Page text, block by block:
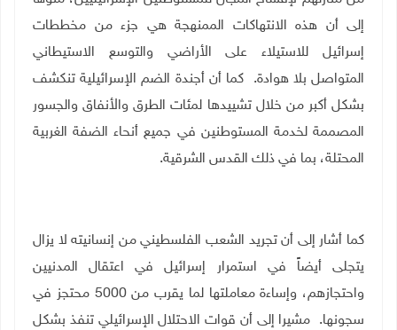
إلى أن هذه الانتهاكات الممنهجة هي جزء من مخططات
إسرائيل للاستيلاء على الأراضي والتوسع الاستيطاني
المتواصل بلا هوادة. كما أن أجندة الضم الإسرائيلية تنكشف
بشكل أكبر من خلال تشييدها لمئات الطرق والأنفاق والجسور
المصممة لخدمة المستوطنين في جميع أنحاء الضفة الغربية
المحتلة، بما في ذلك القدس الشرقية.
كما أشار إلى أن تجريد الشعب الفلسطيني من إنسانيته لا يزال
يتجلى أيضاً في استمرار إسرائيل في اعتقال المدنيين
واحتجازهم، وإساءة معاملتها لما يقرب من 5000 محتجز في
سجونها. مشيرا إلى أن قوات الاحتلال الإسرائيلي تنفذ بشكل